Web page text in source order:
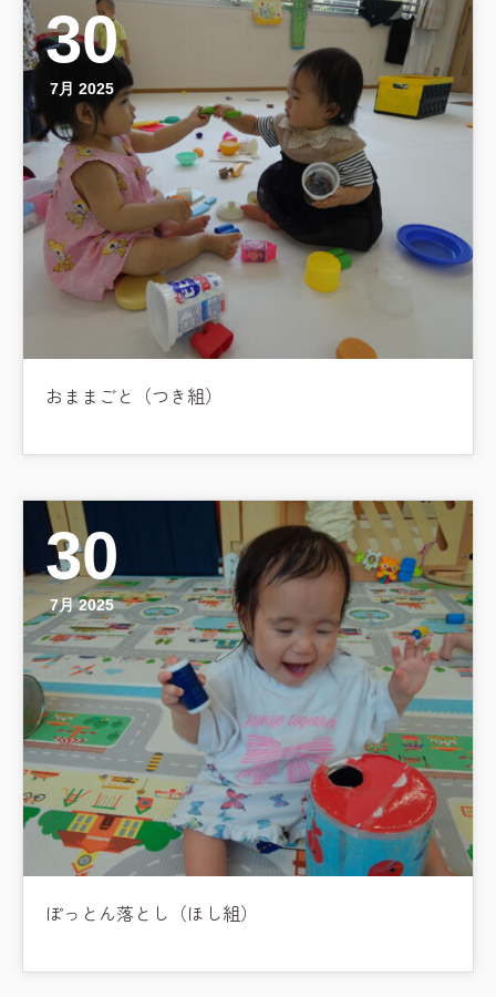
30
7月 2025
おままごと（つき組）
30
7月 2025
ぽっとん落とし（ほし組）